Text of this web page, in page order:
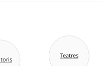
Teatres